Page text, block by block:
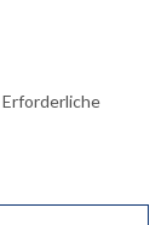
Erforderliche